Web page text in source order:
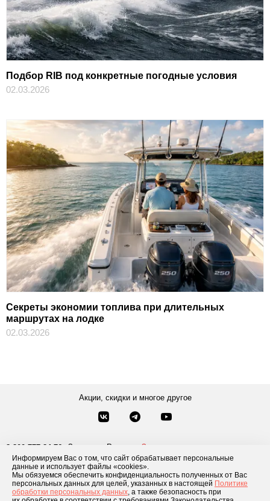
Информируем Вас о том, что сайт обрабатывает персональные
данные и использует файлы «cookies».
Мы обязуемся обеспечить конфиденциальность полученных от Вас
персональных данных для целей, указанных в настоящей Политике
обработки персональных данных, а также безопасность при
Подбор RIB под конкретные погодные условия
02.03.2026
Секреты экономии топлива при длительных
маршрутах на лодке
02.03.2026
Акции, скидки и многое другое
8-800-777-84-76 Звонки по России
Заказать звонок
8 495 181-69-06
Москва
Каталог товаров О компании Доставка и оплата Блог